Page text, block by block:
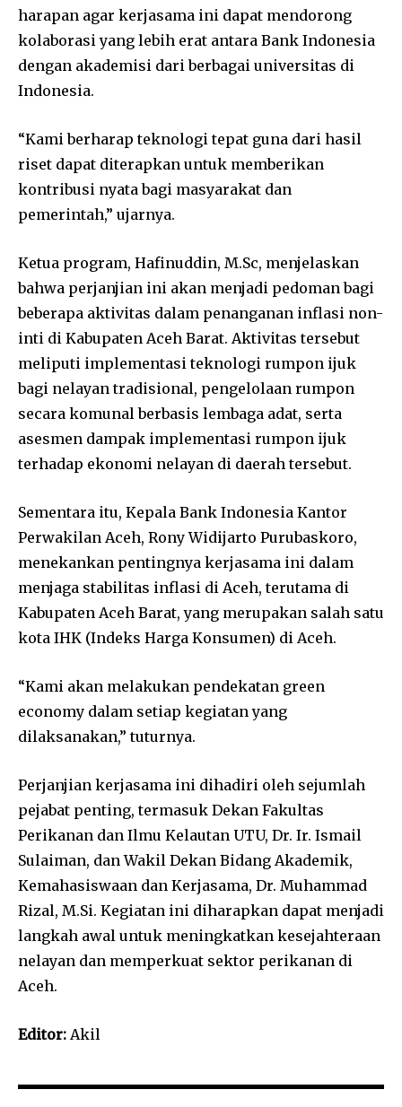
harapan agar kerjasama ini dapat mendorong
kolaborasi yang lebih erat antara Bank Indonesia
dengan akademisi dari berbagai universitas di
Indonesia.
“Kami berharap teknologi tepat guna dari hasil
riset dapat diterapkan untuk memberikan
kontribusi nyata bagi masyarakat dan
pemerintah,” ujarnya.
Ketua program, Hafinuddin, M.Sc, menjelaskan
bahwa perjanjian ini akan menjadi pedoman bagi
beberapa aktivitas dalam penanganan inflasi non-
inti di Kabupaten Aceh Barat. Aktivitas tersebut
meliputi implementasi teknologi rumpon ijuk
bagi nelayan tradisional, pengelolaan rumpon
secara komunal berbasis lembaga adat, serta
asesmen dampak implementasi rumpon ijuk
terhadap ekonomi nelayan di daerah tersebut.
Sementara itu, Kepala Bank Indonesia Kantor
Perwakilan Aceh, Rony Widijarto Purubaskoro,
menekankan pentingnya kerjasama ini dalam
menjaga stabilitas inflasi di Aceh, terutama di
Kabupaten Aceh Barat, yang merupakan salah satu
kota IHK (Indeks Harga Konsumen) di Aceh.
“Kami akan melakukan pendekatan green
economy dalam setiap kegiatan yang
dilaksanakan,” tuturnya.
Perjanjian kerjasama ini dihadiri oleh sejumlah
pejabat penting, termasuk Dekan Fakultas
Perikanan dan Ilmu Kelautan UTU, Dr. Ir. Ismail
Sulaiman, dan Wakil Dekan Bidang Akademik,
Kemahasiswaan dan Kerjasama, Dr. Muhammad
Rizal, M.Si. Kegiatan ini diharapkan dapat menjadi
langkah awal untuk meningkatkan kesejahteraan
nelayan dan memperkuat sektor perikanan di
Aceh.
Editor: Akil